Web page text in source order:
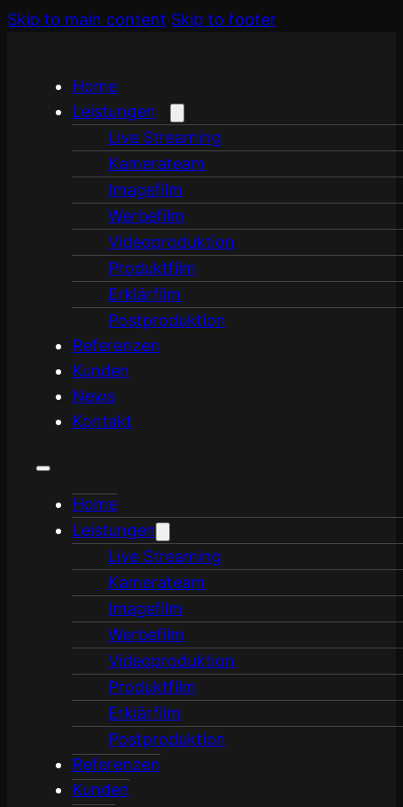
Skip to main content Skip to footer
Home
Leistungen
Live Streaming
Kamerateam
Imagefilm
Werbefilm
Videoproduktion
Produktfilm
Erklärfilm
Postproduktion
Referenzen
Kunden
News
Kontakt
Home
Leistungen
Live Streaming
Kamerateam
Imagefilm
Werbefilm
Videoproduktion
Produktfilm
Erklärfilm
Postproduktion
Referenzen
Kunden